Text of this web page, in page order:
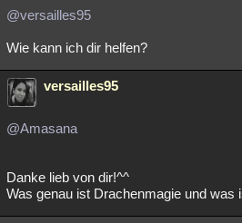
@versailles95
Wie kann ich dir helfen?
versailles95
@Amasana
Danke lieb von dir!^^
Was genau ist Drachenmagie und was